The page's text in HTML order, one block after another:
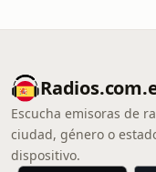
Escucha emisoras de
ciudad, género o
dispositivo.